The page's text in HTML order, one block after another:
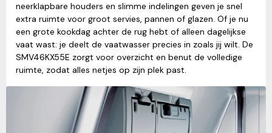
neerklapbare houders en slimme indelingen geven je snel
extra ruimte voor groot servies, pannen of glazen. Of je nu
een grote kookdag achter de rug hebt of alleen dagelijkse
vaat wast: je deelt de vaatwasser precies in zoals jij wilt. De
SMV46KX55E zorgt voor overzicht en benut de volledige
ruimte, zodat alles netjes op zijn plek past.